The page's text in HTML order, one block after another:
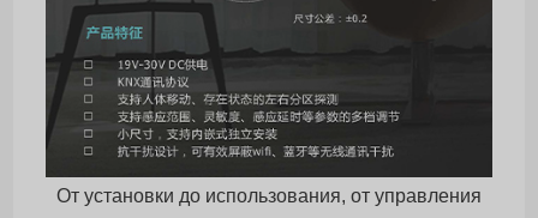
От установки до использования, от управления